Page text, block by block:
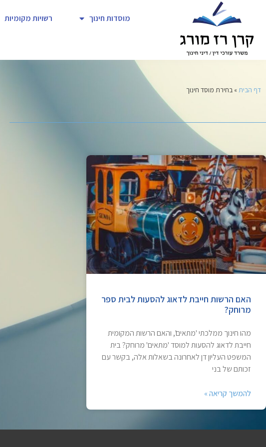
מוסדות חינוך רשויות מקומיות
דף הבית » בחירת מוסד חינוך
האם הרשות חייבת לדאוג להסעות לבית ספר
מרוחק?
מהו חינוך ממלכתי 'מתאים', והאם הרשות המקומית
חייבת לדאוג להסעות למוסד 'מתאים' מרוחק? בית
המשפט העליון דן לאחרונה בשאלות אלה, בקשר עם
זכותם של בני
להמשך קריאה »